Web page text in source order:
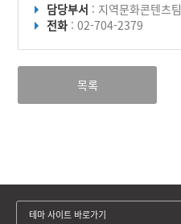
담당부서 : 지역문화콘텐츠팀
전화 : 02-704-2379
목록
테마 사이트 바로가기